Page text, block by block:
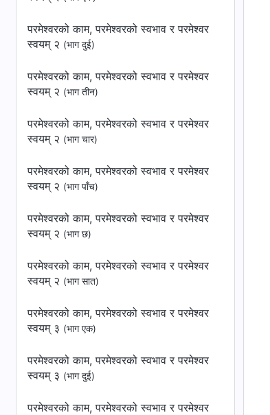
परमेश्‍वरको काम, परमेश्‍वरको स्वभाव र परमेश्‍वर
स्वयम् २ (भाग दुई)
परमेश्‍वरको काम, परमेश्‍वरको स्वभाव र परमेश्‍वर
स्वयम् २ (भाग तीन)
परमेश्‍वरको काम, परमेश्‍वरको स्वभाव र परमेश्‍वर
स्वयम् २ (भाग चार)
परमेश्‍वरको काम, परमेश्‍वरको स्वभाव र परमेश्‍वर
स्वयम् २ (भाग पाँच)
परमेश्‍वरको काम, परमेश्‍वरको स्वभाव र परमेश्‍वर
स्वयम् २ (भाग छ)
परमेश्‍वरको काम, परमेश्‍वरको स्वभाव र परमेश्‍वर
स्वयम् २ (भाग सात)
परमेश्‍वरको काम, परमेश्‍वरको स्वभाव र परमेश्‍वर
स्वयम् ३ (भाग एक)
परमेश्‍वरको काम, परमेश्‍वरको स्वभाव र परमेश्‍वर
स्वयम् ३ (भाग दुई)
परमेश्‍वरको काम, परमेश्‍वरको स्वभाव र परमेश्‍वर